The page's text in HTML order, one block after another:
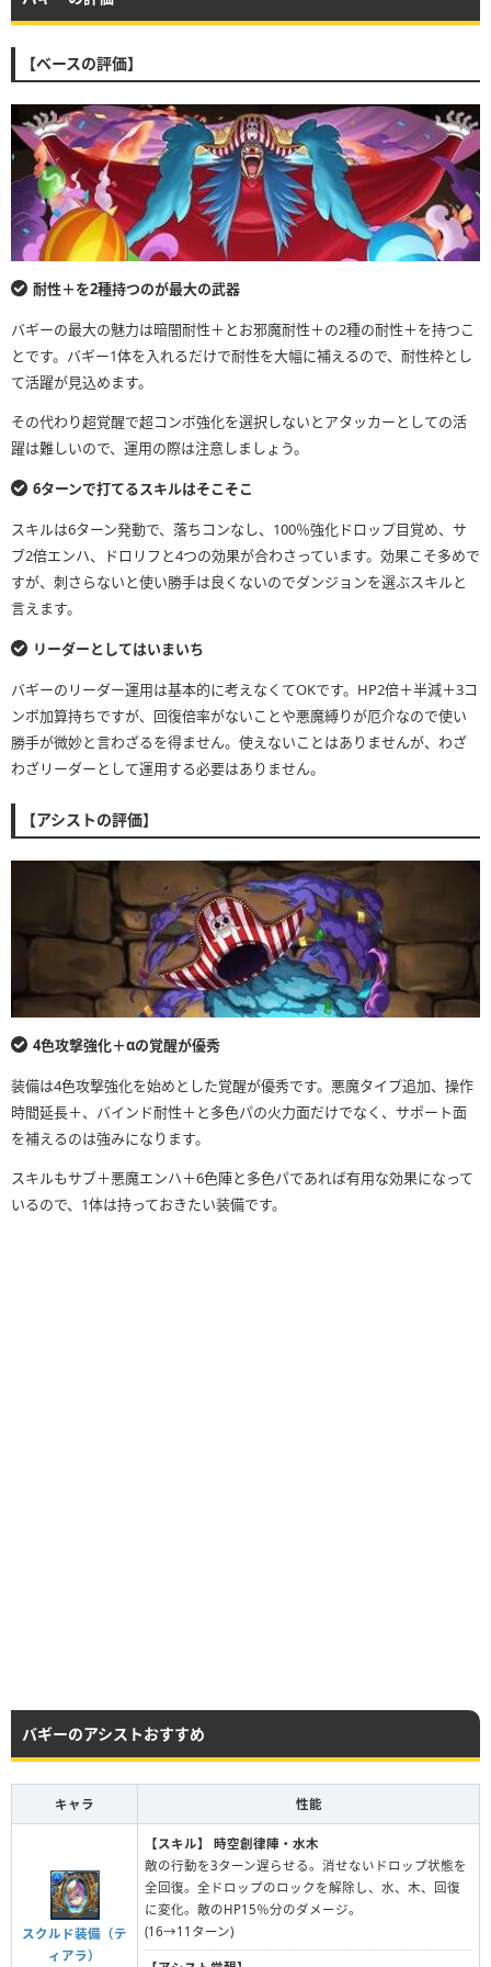
【ベースの評価】
耐性＋を2種持つのが最大の武器
バギーの最大の魅力は暗闇耐性＋とお邪魔耐性＋の2種の耐性＋を持つこ
とです。バギー1体を入れるだけで耐性を大幅に補えるので、耐性枠とし
て活躍が見込めます。
その代わり超覚醒で超コンボ強化を選択しないとアタッカーとしての活
躍は難しいので、運用の際は注意しましょう。
6ターンで打てるスキルはそこそこ
スキルは6ターン発動で、落ちコンなし、100％強化ドロップ目覚め、サ
ブ2倍エンハ、ドロリフと4つの効果が合わさっています。効果こそ多めで
すが、刺さらないと使い勝手は良くないのでダンジョンを選ぶスキルと
言えます。
リーダーとしてはいまいち
バギーのリーダー運用は基本的に考えなくてOKです。HP2倍＋半減＋3コ
ンボ加算持ちですが、回復倍率がないことや悪魔縛りが厄介なので使い
勝手が微妙と言わざるを得ません。使えないことはありませんが、わざ
わざリーダーとして運用する必要はありません。
【アシストの評価】
4色攻撃強化＋αの覚醒が優秀
装備は4色攻撃強化を始めとした覚醒が優秀です。悪魔タイプ追加、操作
時間延長＋、バインド耐性＋と多色パの火力面だけでなく、サポート面
を補えるのは強みになります。
スキルもサブ＋悪魔エンハ＋6色陣と多色パであれば有用な効果になって
いるので、1体は持っておきたい装備です。
バギーのアシストおすすめ
キャラ 性能
スクルド装備（テ
ィアラ）
【スキル】
時空創律陣・水木
敵の行動を3ターン遅らせる。消せないドロップ状態を
全回復。全ドロップのロックを解除し、水、木、回復
に変化。敵のHP15％分のダメージ。
(16→11ターン)